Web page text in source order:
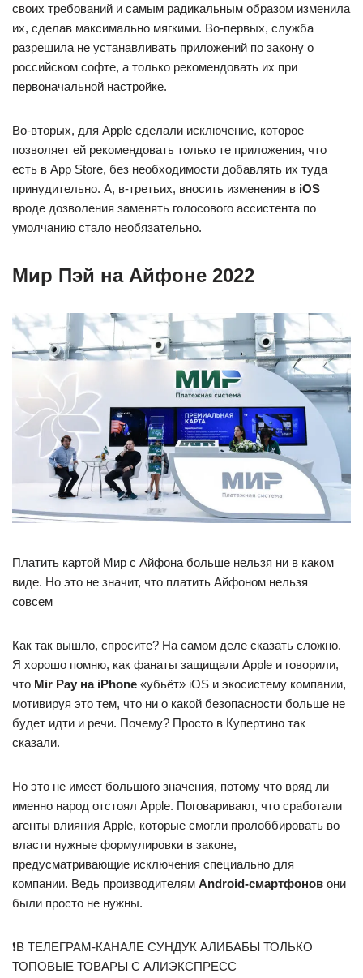
своих требований и самым радикальным образом изменила
их, сделав максимально мягкими. Во-первых, служба
разрешила не устанавливать приложений по закону о
российском софте, а только рекомендовать их при
первоначальной настройке.
Во-вторых, для Apple сделали исключение, которое
позволяет ей рекомендовать только те приложения, что
есть в App Store, без необходимости добавлять их туда
принудительно. А, в-третьих, вносить изменения в iOS
вроде дозволения заменять голосового ассистента по
умолчанию стало необязательно.
Мир Пэй на Айфоне 2022
Платить картой Мир с Айфона больше нельзя ни в каком
виде. Но это не значит, что платить Айфоном нельзя
совсем
Как так вышло, спросите? На самом деле сказать сложно.
Я хорошо помню, как фанаты защищали Apple и говорили,
что Mir Pay на iPhone «убьёт» iOS и экосистему компании,
мотивируя это тем, что ни о какой безопасности больше не
будет идти и речи. Почему? Просто в Купертино так
сказали.
Но это не имеет большого значения, потому что вряд ли
именно народ отстоял Apple. Поговаривают, что сработали
агенты влияния Apple, которые смогли пролоббировать во
власти нужные формулировки в законе,
предусматривающие исключения специально для
компании. Ведь производителям Android-смартфонов они
были просто не нужны.
❗️В ТЕЛЕГРАМ-КАНАЛЕ СУНДУК АЛИБАБЫ ТОЛЬКО
ТОПОВЫЕ ТОВАРЫ С АЛИЭКСПРЕСС